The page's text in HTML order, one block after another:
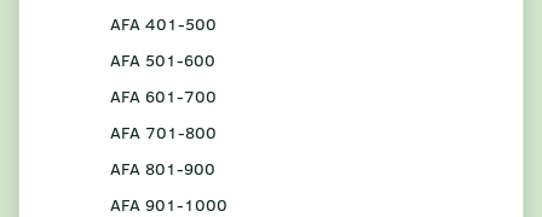
AFA 401-500
AFA 501-600
AFA 601-700
AFA 701-800
AFA 801-900
AFA 901-1000